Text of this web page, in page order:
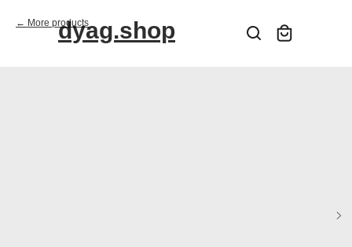
dyag.shop
More products